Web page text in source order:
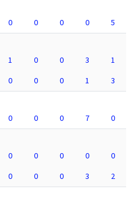
0 0 0 0
5
1 0 0 3
1
0 0 0 1
3
0 0 0 7
0
0 0 0 0
0
0 0 0 3
2